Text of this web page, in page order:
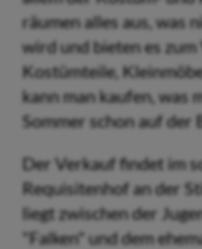
räumen alles aus, was
wird und bieten es
Kostümteile,
kann man kaufen, was
Sommer schon auf der
Der Verkauf findet im
Requisitenhof an der
liegt zwischen der
"Falken" und dem